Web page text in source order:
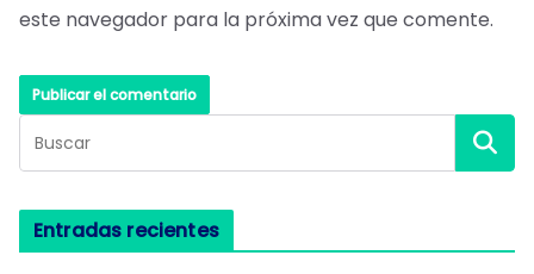
este navegador para la próxima vez que comente.
Entradas recientes